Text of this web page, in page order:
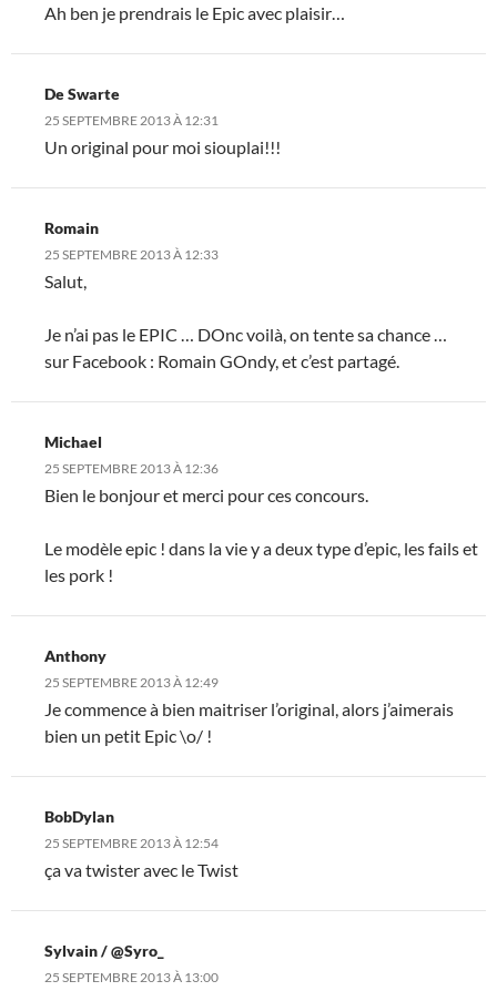
Ah ben je prendrais le Epic avec plaisir…
De Swarte
25 SEPTEMBRE 2013 À 12:31
Un original pour moi siouplai!!!
Romain
25 SEPTEMBRE 2013 À 12:33
Salut,
Je n’ai pas le EPIC … DOnc voilà, on tente sa chance …
sur Facebook : Romain GOndy, et c’est partagé.
Michael
25 SEPTEMBRE 2013 À 12:36
Bien le bonjour et merci pour ces concours.
Le modèle epic ! dans la vie y a deux type d’epic, les fails et
les pork !
Anthony
25 SEPTEMBRE 2013 À 12:49
Je commence à bien maitriser l’original, alors j’aimerais
bien un petit Epic \o/ !
BobDylan
25 SEPTEMBRE 2013 À 12:54
ça va twister avec le Twist
Sylvain / @Syro_
25 SEPTEMBRE 2013 À 13:00